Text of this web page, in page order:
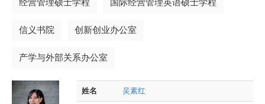
经营管理硕士学程 国际经营管理英语硕士学程
信义书院 创新创业办公室
产学与外部关系办公室
姓名 吴素红